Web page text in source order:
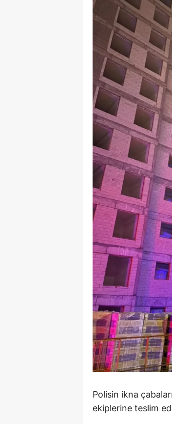
Polisin ikna
ekiplerine teslim